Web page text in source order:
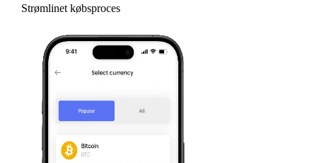
Strømlinet købsproces